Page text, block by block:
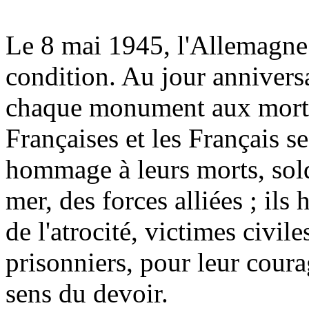
Le 8 mai 1945,
condition. Au jour
chaque monument aux
Françaises et les Français
hommage à leurs morts,
mer, des forces alliées ; ils
de l'atrocité, victimes
prisonniers, pour leur
sens du devoir.